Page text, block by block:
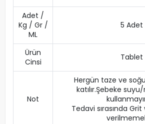
Adet /
Kg / Gr /
ML
5 Adet
Ürün
Cinsi
Tablet
Not
Hergün taze ve
katılır.Şebeke
Tedavi sırasında